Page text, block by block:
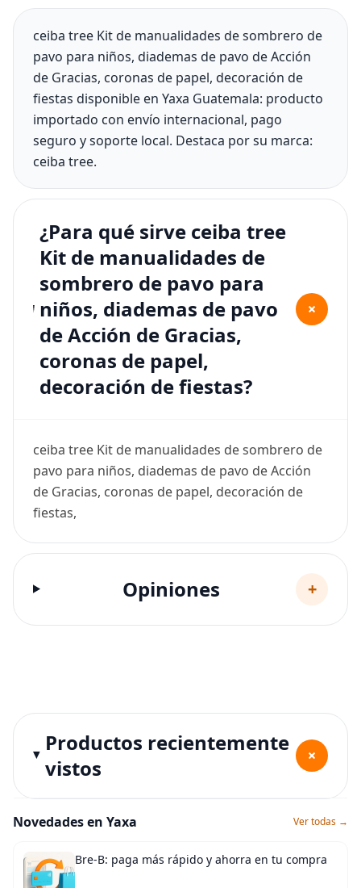
ceiba tree Kit de manualidades de sombrero de
pavo para niños, diademas de pavo de Acción
de Gracias, coronas de papel, decoración de
fiestas disponible en Yaxa Guatemala: producto
importado con envío internacional, pago
seguro y soporte local. Destaca por su marca:
ceiba tree.
¿Para qué sirve ceiba tree
Kit de manualidades de
sombrero de pavo para
niños, diademas de pavo
de Acción de Gracias,
coronas de papel,
decoración de fiestas?
+
ceiba tree Kit de manualidades de sombrero de
pavo para niños, diademas de pavo de Acción
de Gracias, coronas de papel, decoración de
fiestas,
Opiniones +
Productos recientemente
vistos
+
Novedades en Yaxa Ver todas →
Bre-B: paga más rápido y ahorra en tu compra